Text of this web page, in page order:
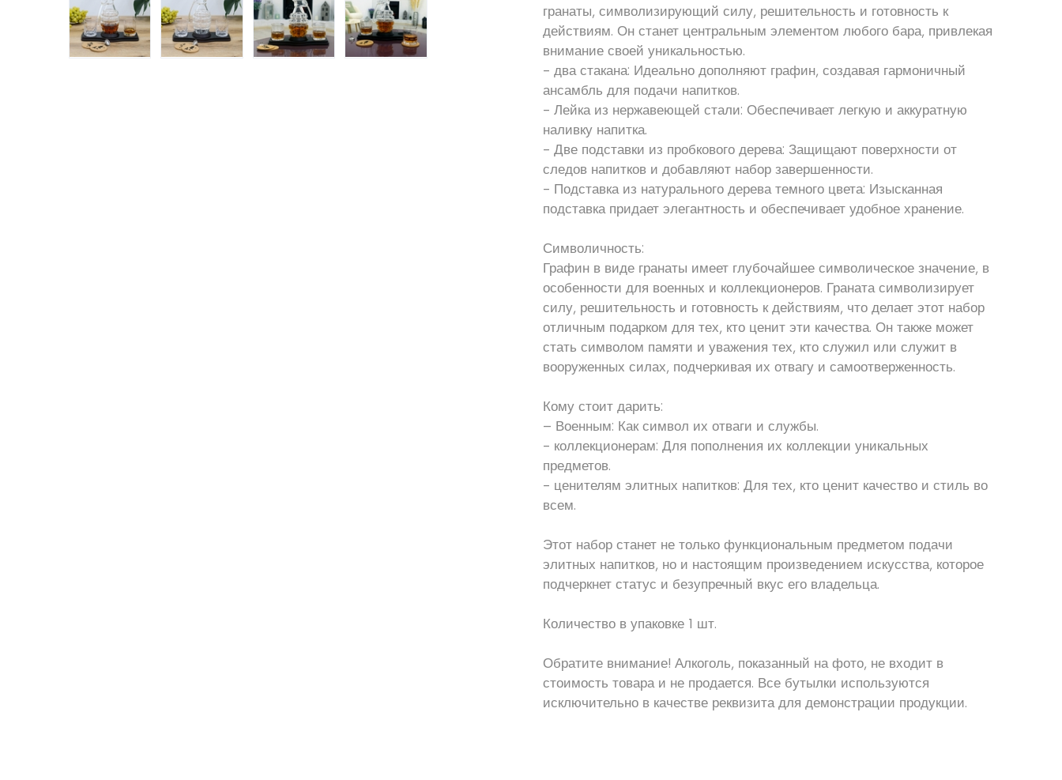
гранаты, символизирующий силу, решительность и готовность к
действиям. Он станет центральным элементом любого бара, привлекая
внимание своей уникальностью.
- два стакана: Идеально дополняют графин, создавая гармоничный
ансамбль для подачи напитков.
- Лейка из нержавеющей стали: Обеспечивает легкую и аккуратную
наливку напитка.
- Две подставки из пробкового дерева: Защищают поверхности от
следов напитков и добавляют набор завершенности.
- Подставка из натурального дерева темного цвета: Изысканная
подставка придает элегантность и обеспечивает удобное хранение.
Символичность:
Графин в виде гранаты имеет глубочайшее символическое значение, в
особенности для военных и коллекционеров. Граната символизирует
силу, решительность и готовность к действиям, что делает этот набор
отличным подарком для тех, кто ценит эти качества. Он также может
стать символом памяти и уважения тех, кто служил или служит в
вооруженных силах, подчеркивая их отвагу и самоотверженность.
Кому стоит дарить:
– Военным: Как символ их отваги и службы.
- коллекционерам: Для пополнения их коллекции уникальных
предметов.
- ценителям элитных напитков: Для тех, кто ценит качество и стиль во
всем.
Этот набор станет не только функциональным предметом подачи
элитных напитков, но и настоящим произведением искусства, которое
подчеркнет статус и безупречный вкус его владельца.
Количество в упаковке 1 шт.
Обратите внимание! Алкоголь, показанный на фото, не входит в
стоимость товара и не продается. Все бутылки используются
исключительно в качестве реквизита для демонстрации продукции.